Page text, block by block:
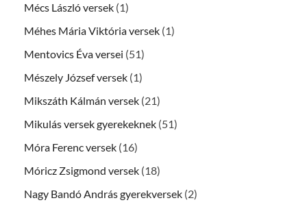
Mécs László versek (1)
Méhes Mária Viktória versek (1)
Mentovics Éva versei (51)
Mészely József versek (1)
Mikszáth Kálmán versek (21)
Mikulás versek gyerekeknek (51)
Móra Ferenc versek (16)
Móricz Zsigmond versek (18)
Nagy Bandó András gyerekversek (2)